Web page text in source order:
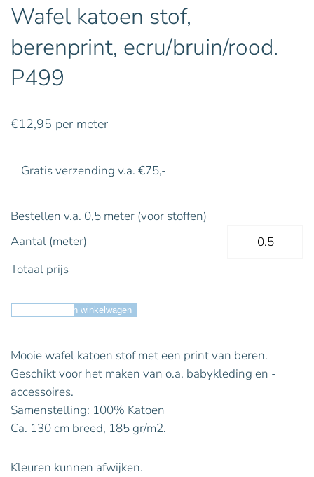
Wafel katoen stof,
berenprint, ecru/bruin/rood.
P499
€12,95 per meter
Gratis verzending v.a. €75,-
Bestellen v.a. 0,5 meter (voor stoffen)
Aantal (meter)
Totaal prijs
Toevoegen aan winkelwagen
Mooie wafel katoen stof met een print van beren.
Geschikt voor het maken van o.a. babykleding en -
accessoires.
Samenstelling: 100% Katoen
Ca. 130 cm breed, 185 gr/m2.
Kleuren kunnen afwijken.